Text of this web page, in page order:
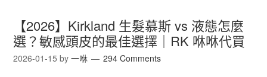
【2026】Kirkland 生髮慕斯 vs 液態怎麼
選？敏感頭皮的最佳選擇｜RK 咻咻代買
2026-01-15 by一咻 294 Comments